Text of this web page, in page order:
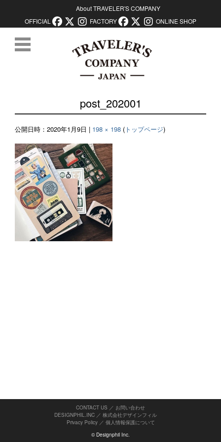
About TRAVELER'S COMPANY
OFFICIAL
FACTORY ONLINE SHOP
post_202001
公開日時： 2020年1月9日 | 198 × 198 ( トップページ)
CONTACT US ／ お問い合わせ
DESIGNPHIL.INC ／ 株式会社デザインフィル
Privacy Policy／ 個人情報保護について
© Designphil Inc.